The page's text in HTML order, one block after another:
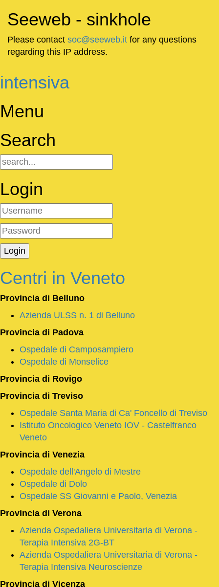
Seeweb - sinkhole
Please contact soc@seeweb.it for any questions
regarding this IP address.
intensiva
Menu
Search
Login
Centri in Veneto
Provincia di Belluno
Azienda ULSS n. 1 di Belluno
Provincia di Padova
Ospedale di Camposampiero
Ospedale di Monselice
Provincia di Rovigo
Provincia di Treviso
Ospedale Santa Maria di Ca' Foncello di Treviso
Istituto Oncologico Veneto IOV - Castelfranco
Veneto
Provincia di Venezia
Ospedale dell'Angelo di Mestre
Ospedale di Dolo
Ospedale SS Giovanni e Paolo, Venezia
Provincia di Verona
Azienda Ospedaliera Universitaria di Verona -
Terapia Intensiva 2G-BT
Azienda Ospedaliera Universitaria di Verona -
Terapia Intensiva Neuroscienze
Provincia di Vicenza